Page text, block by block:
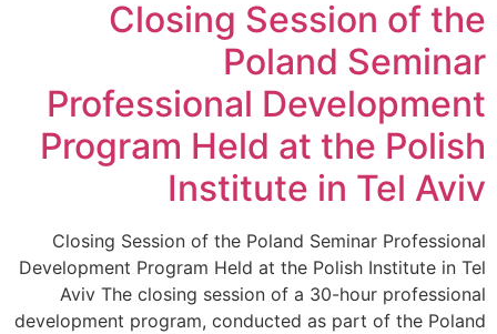
Closing Session of
Poland
Professional
Program Held at the
Institute in Tel
Closing Session of the Poland Seminar
Development Program Held at the Polish Institute in
Aviv The closing session of a 30-hour
development program, conducted as part of the